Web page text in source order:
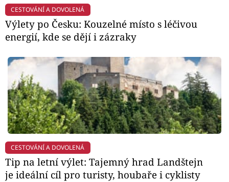
CESTOVÁNÍ A DOVOLENÁ
Výlety po Česku: Kouzelné místo s léčivou
energií, kde se dějí i zázraky
CESTOVÁNÍ A DOVOLENÁ
Tip na letní výlet: Tajemný hrad Landštejn
je ideální cíl pro turisty, houbaře i cyklisty